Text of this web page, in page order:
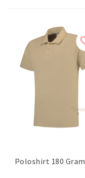
Poloshirt 180 Gram